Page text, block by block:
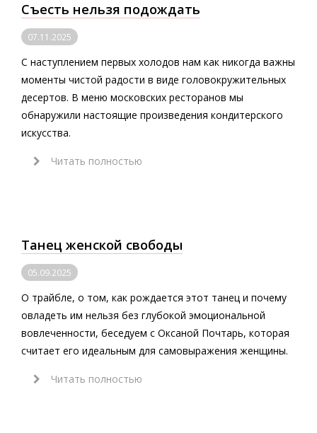
Съесть нельзя подождать
07.11.2025
С наступлением первых холодов нам как никогда важны
моменты чистой радости в виде головокружительных
десертов. В меню московских ресторанов мы
обнаружили настоящие произведения кондитерского
искусства.
Читать полностью
Танец женской свободы
05.09.2025
О трайбле, о том, как рождается этот танец и почему
овладеть им нельзя без глубокой эмоциональной
вовлеченности, беседуем с Оксаной Почтарь, которая
считает его идеальным для самовыражения женщины.
Читать полностью